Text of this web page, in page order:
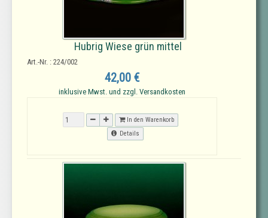
Hubrig Wiese grün mittel
Art.-Nr. : 224/002
42,00 €
inklusive Mwst. und zzgl. Versandkosten
In den Warenkorb
Details